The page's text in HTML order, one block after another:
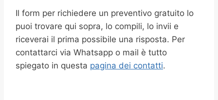
Il form per richiedere un preventivo gratuito lo
puoi trovare qui sopra, lo compili, lo invii e
riceverai il prima possibile una risposta. Per
contattarci via Whatsapp o mail è tutto
spiegato in questa pagina dei contatti.